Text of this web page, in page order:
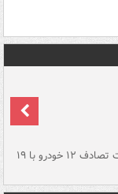
تشریح جزئیات تصادف ۱۲ خودرو با ۱۹